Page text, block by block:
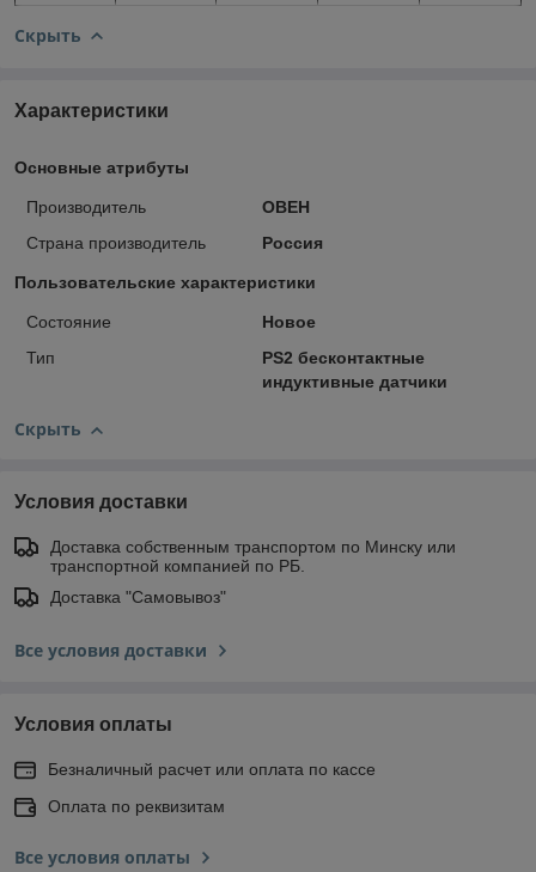
Скрыть
Характеристики
Основные атрибуты
Производитель
ОВЕН
Страна производитель
Россия
Пользовательские характеристики
Состояние
Новое
Тип
PS2 бесконтактные
индуктивные датчики
Скрыть
Условия доставки
Доставка собственным транспортом по Минску или
транспортной компанией по РБ.
Доставка "Самовывоз"
Все условия доставки
Условия оплаты
Безналичный расчет или оплата по кассе
Оплата по реквизитам
Все условия оплаты